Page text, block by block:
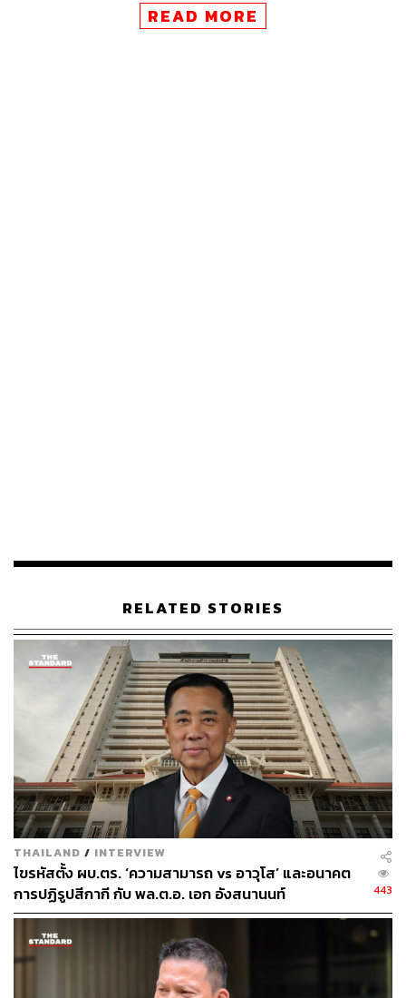
ต่างๆ และมาตรการอำนวยความสะดวกการจราจร ในช่วง
2,442,231 บาท
อาชญากรรมทางเทคโนโลยี
ความผิดเกี่ยวกับการหลอกลวงออนไลน์ด้านการเงิน
หลอกลวงจำหน่ายสินค้าออนไลน์และสินค้าผิด
กฎหมาย เผยแพร่ข่าวปลอม ล่วงละเมิดทางเพศต่อเด็ก
และพนันออนไลน์: รวมจับกุม 2,362 คดี ผู้ต้องหา 2,350
คน มูลค่าตรวจยึด/อายัดทรัพย์สินในคดี 18,924,237
บาท
ความผิดตาม พ.ร.ก.มาตรการป้องกันและปราบปราม
อาชญากรรมทางเทคโนโลยี พ.ศ. 2566 รวมจับกุม 295
คดี ผู้ต้องหา 277 คน มูลค่าตรวจยึด/อายัดทรัพย์สินใน
คดี 3,968,083 บาท
จับกุมบุคคลตามหมายจับ รวม 3,080 หมายจับ
READ MORE
RELATED STORIES
THAILAND / INTERVIEW
ไขรหัสตั้ง ผบ.ตร. ‘ความสามารถ vs อาวุโส’ และอนาคต
การปฏิรูปสีกากี กับ พล.ต.อ. เอก อังสนานนท์
443